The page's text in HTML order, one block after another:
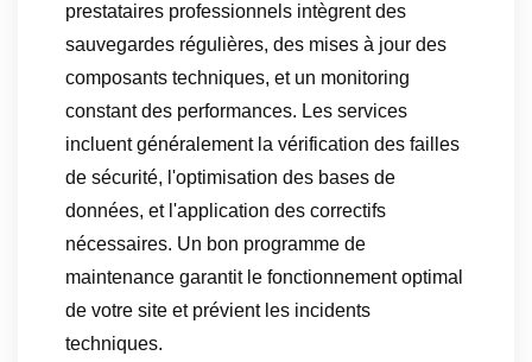
prestataires professionnels intègrent des
sauvegardes régulières, des mises à jour des
composants techniques, et un monitoring
constant des performances. Les services
incluent généralement la vérification des failles
de sécurité, l'optimisation des bases de
données, et l'application des correctifs
nécessaires. Un bon programme de
maintenance garantit le fonctionnement optimal
de votre site et prévient les incidents
techniques.